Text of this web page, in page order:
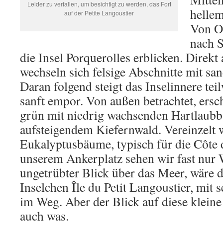
Leider zu verfallen, um besichtigt zu werden, das Fort
auf der Petite Langoustier
Von
nach
die Insel Porquerolles erblicken. Direkt
wechseln sich felsige Abschnitte mit
Daran folgend steigt das Inselinnere
sanft empor. Von außen betrachtet,
grün mit niedrig wachsenden
aufsteigendem Kiefernwald. Vereinzelt
Eukalyptusbäume, typisch für die Côte
unserem Ankerplatz sehen wir fast nur
ungetrübter Blick über das Meer, wäre
Inselchen Île du Petit Langoustier, mit
im Weg. Aber der Blick auf diese
auch was.